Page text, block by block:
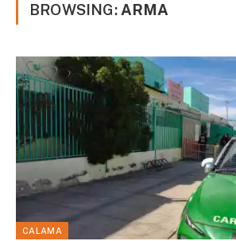
BROWSING: ARMA
CALAMA